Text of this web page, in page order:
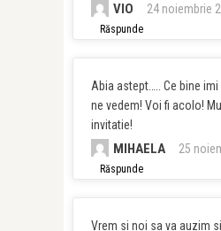
VIO 24 noiembrie
Răspunde
Abia astept….. Ce bine
ne vedem! Voi fi acolo!
invitatie!
MIHAELA 25
Răspunde
Vrem si noi sa va auzim